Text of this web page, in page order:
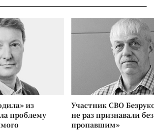
из
проблему
Участник СВО
не раз признавали
пропавшим»